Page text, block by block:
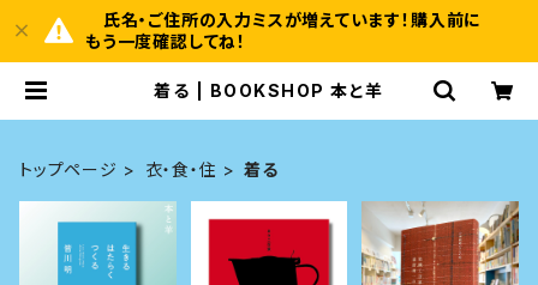
氏名・ご住所の入力ミスが増えています！購入前に
もう一度確認してね！
着る | BOOKSHOP 本と羊
トップページ 衣・食・住 着る